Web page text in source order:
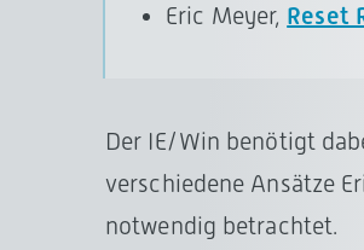
Eric Meyer, Reset
Der IE/Win benötigt
verschiedene Ansätze
notwendig betrachtet.